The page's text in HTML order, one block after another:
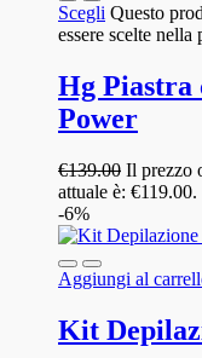
Scegli Questo
essere scelte
Hg Piastra
Power
€139.00 Il prezzo
attuale è: €119.00.
-6%
Aggiungi al
Kit